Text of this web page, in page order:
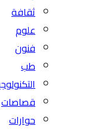
ثقافة
علوم
فنون
طب
قصاصات
حوارات